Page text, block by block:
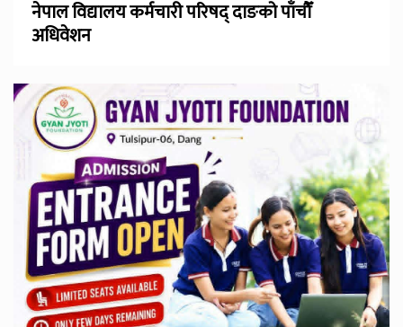
नेपाल विद्यालय कर्मचारी परिषद् दाङको पाँचौँ
अधिवेशन